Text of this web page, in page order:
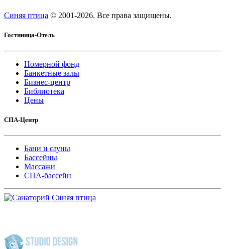
Синяя птица © 2001-2026. Все права защищены.
Гостиница-Отель
Номерной фонд
Банкетные залы
Бизнес-центр
Библиотека
Цены
СПА-Центр
Бани и сауны
Бассейны
Массажи
СПА-бассейн